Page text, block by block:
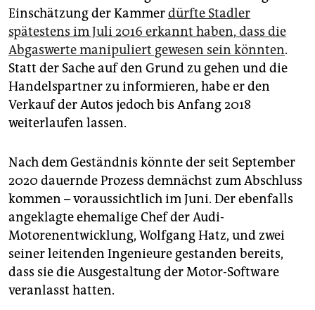
Einschätzung der Kammerdürfte Stadler
spätestens im Juli 2016 erkannt haben, dass die
Abgaswerte manipuliert gewesen sein könnten.
Statt der Sache auf den Grund zu gehen und die
Handelspartner zu informieren, habe er den
Verkauf der Autos jedoch bis Anfang 2018
weiterlaufen lassen.
Nach dem Geständnis könnte der seit September
2020 dauernde Prozess demnächst zum Abschluss
kommen – voraussichtlich im Juni. Der ebenfalls
angeklagte ehemalige Chef der Audi-
Motorenentwicklung, Wolfgang Hatz, und zwei
seiner leitenden Ingenieure gestanden bereits,
dass sie die Ausgestaltung der Motor-Software
veranlasst hatten.